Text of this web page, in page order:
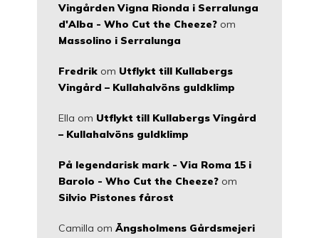
Vingården Vigna Rionda i Serralunga
d'Alba - Who Cut the Cheeze? om
Massolino i Serralunga
Fredrik om Utflykt till Kullabergs
Vingård – Kullahalvöns guldklimp
Ella om Utflykt till Kullabergs Vingård
– Kullahalvöns guldklimp
På legendarisk mark - Via Roma 15 i
Barolo - Who Cut the Cheeze? om
Silvio Pistones fårost
Camilla om Ängsholmens Gårdsmejeri